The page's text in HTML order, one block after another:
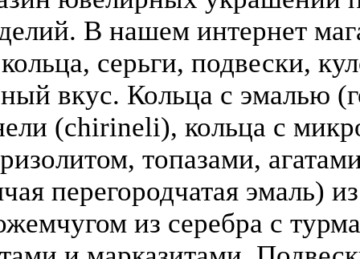
В нашем интернет
серьги, подвески,
вкус. Кольца с эмалью
(chirineli), кольца с
топазами,
перегородчатая эмаль)
из серебра с